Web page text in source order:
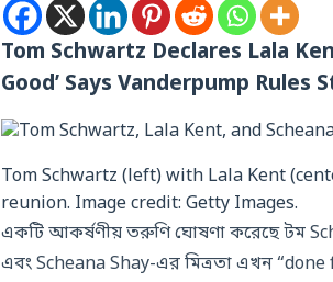
Tom Schwartz Declares Lala
Good’ Says Vanderpump Rules
Tom Schwartz (left) with Lala Kent
reunion. Image credit: Getty Images.
একটি আকর্ষণীয় তরুণি ঘোষণা করেছে টম
এবং Scheana Shay-এর মিত্রতা এখন “done